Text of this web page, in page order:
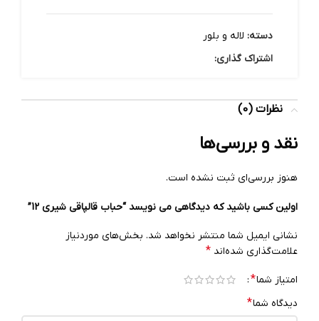
دسته: لاله و بلور
اشتراک گذاری:
نظرات (0)
نقد و بررسی‌ها
هنوز بررسی‌ای ثبت نشده است.
اولین کسی باشید که دیدگاهی می نویسد “حباب قالپاقی شیری 12”
نشانی ایمیل شما منتشر نخواهد شد. بخش‌های موردنیاز
علامت‌گذاری شده‌اند *
امتیاز شما*
دیدگاه شما*